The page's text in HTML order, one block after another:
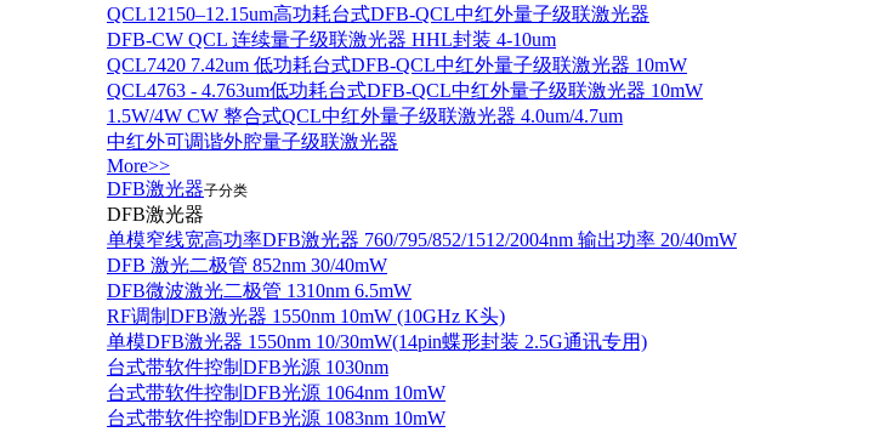
QCL12150–12.15um高功耗台式DFB-QCL中红外量子级联激光器
DFB-CW QCL 连续量子级联激光器 HHL封装 4-10um
QCL7420 7.42um 低功耗台式DFB-QCL中红外量子级联激光器 10mW
QCL4763 - 4.763um低功耗台式DFB-QCL中红外量子级联激光器 10mW
1.5W/4W CW 整合式QCL中红外量子级联激光器 4.0um/4.7um
中红外可调谐外腔量子级联激光器
More>>
DFB激光器子分类
DFB激光器
单模窄线宽高功率DFB激光器 760/795/852/1512/2004nm 输出功率 20/40mW
DFB 激光二极管 852nm 30/40mW
DFB微波激光二极管 1310nm 6.5mW
RF调制DFB激光器 1550nm 10mW (10GHz K头)
单模DFB激光器 1550nm 10/30mW(14pin蝶形封装 2.5G通讯专用)
台式带软件控制DFB光源 1030nm
台式带软件控制DFB光源 1064nm 10mW
台式带软件控制DFB光源 1083nm 10mW